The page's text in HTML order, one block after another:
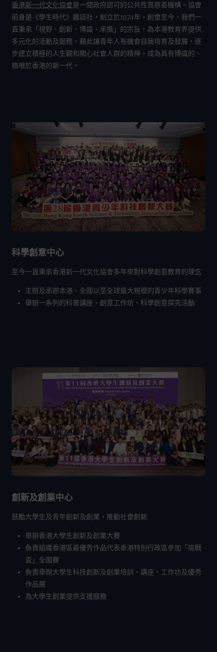
香港新一代文化協會是一間政府認可的公共性質慈善機構。協會
前身是《學生時代》雜誌社，創立於1974年。創會至今，我們一
直秉承「視野、創新、博識、承擔」的宗旨，為本港教育界提供
多元化的活動及服務，藉此讓青年人有機會自我培育及發展，逐
步建立積極的人生觀和關心社會人群的精神，成為具有博識的、
植根於香港的新一代。
科學創意中心
至今一直秉承香港新一代文化協會多年來對科學創意教育的理念
主辦及承辦本港、全國以至全球最大規模的青少年科學賽事
舉辦一系列的科普講座、創意工作坊、科學創意探究活動
創新及創業中心
鼓勵大學生及青年創新及創業，推動社會創新
舉辦香港大學生創新及創業大賽
負責組織香港區最優秀作品代表香港特別行政區參加「挑戰
盃」全國賽
負責舉辦大學生科技創新及創業培訓、講座、工作坊及優秀
作品展
為大學生創業提供支援服務